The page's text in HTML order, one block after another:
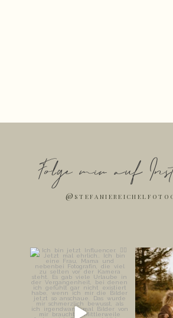
Folge mir auf
Ich bin jetzt Influencer. ✌🏻
Jetzt mal ...
179 42
Die